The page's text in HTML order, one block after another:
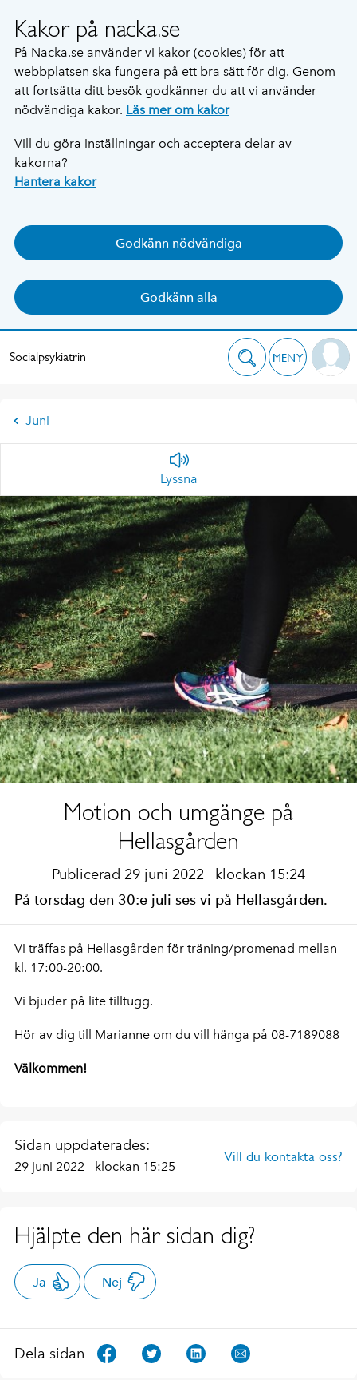
Kakor på nacka.se
På Nacka.se använder vi kakor (cookies) för att
webbplatsen ska fungera på ett bra sätt för dig. Genom
att fortsätta ditt besök godkänner du att vi använder
nödvändiga kakor. Läs mer om kakor
Vill du göra inställningar och acceptera delar av
kakorna?
Hantera kakor
Godkänn nödvändiga
Godkänn alla
Socialpsykiatrin MENY
Juni
Lyssna
Motion och umgänge på
Hellasgården
Publicerad 29 juni 2022 klockan 15:24
På torsdag den 30:e juli ses vi på Hellasgården.
Vi träffas på Hellasgården för träning/promenad mellan
kl. 17:00-20:00.
Vi bjuder på lite tilltugg.
Hör av dig till Marianne om du vill hänga på 08-7189088
Välkommen!
Sidan uppdaterades:
29 juni 2022 klockan 15:25
Vill du kontakta oss?
Hjälpte den här sidan dig?
Ja Nej
Dela sidan